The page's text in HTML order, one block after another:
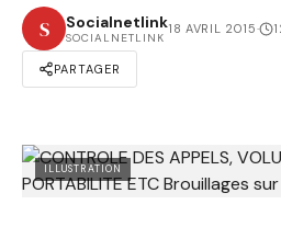
S Socialnetlink
SOCIALNETLINK
18 AVRIL 2015·
PARTAGER
ILLUSTRATION